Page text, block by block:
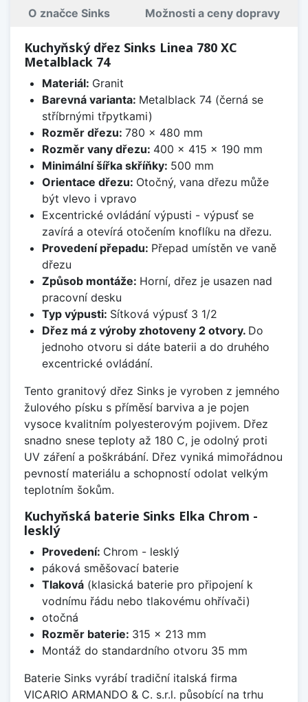
O značce Sinks Možnosti a ceny dopravy
Kuchyňský dřez Sinks Linea 780 XC
Metalblack 74
Materiál: Granit
Barevná varianta: Metalblack 74 (černá se
stříbrnými třpytkami)
Rozměr dřezu: 780 x 480 mm
Rozměr vany dřezu: 400 x 415 x 190 mm
Minimální šířka skříňky: 500 mm
Orientace dřezu: Otočný, vana dřezu může
být vlevo i vpravo
Excentrické ovládání výpusti - výpusť se
zavírá a otevírá otočením knoflíku na dřezu.
Provedení přepadu: Přepad umístěn ve vaně
dřezu
Způsob montáže: Horní, dřez je usazen nad
pracovní desku
Typ výpusti: Sítková výpusť 3 1/2
Dřez má z výroby zhotoveny 2 otvory. Do
jednoho otvoru si dáte baterii a do druhého
excentrické ovládání.
Tento granitový dřez Sinks je vyroben z jemného
žulového písku s příměsí barviva a je pojen
vysoce kvalitním polyesterovým pojivem. Dřez
snadno snese teploty až 180 C, je odolný proti
UV záření a poškrábání. Dřez vyniká mimořádnou
pevností materiálu a schopností odolat velkým
teplotním šokům.
Kuchyňská baterie Sinks Elka Chrom -
lesklý
Provedení: Chrom - lesklý
páková směšovací baterie
Tlaková(klasická baterie pro připojení k
vodnímu řádu nebo tlakovému ohřívači)
otočná
Rozměr baterie: 315 x 213 mm
Montáž do standardního otvoru 35 mm
Baterie Sinks vyrábí tradiční italská firma
VICARIO ARMANDO & C. s.r.l. působící na trhu